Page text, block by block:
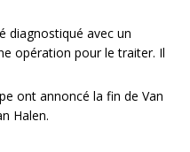
diagnostiqué avec un
opération pour le traiter. Il
ont annoncé la fin de Van
Halen.